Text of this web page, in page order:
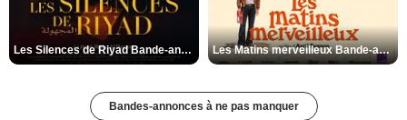
Les Silences de Riyad Bande-annonce VO STFR Les Matins merveilleux Bande-annonce VF
Bandes-annonces à ne pas manquer